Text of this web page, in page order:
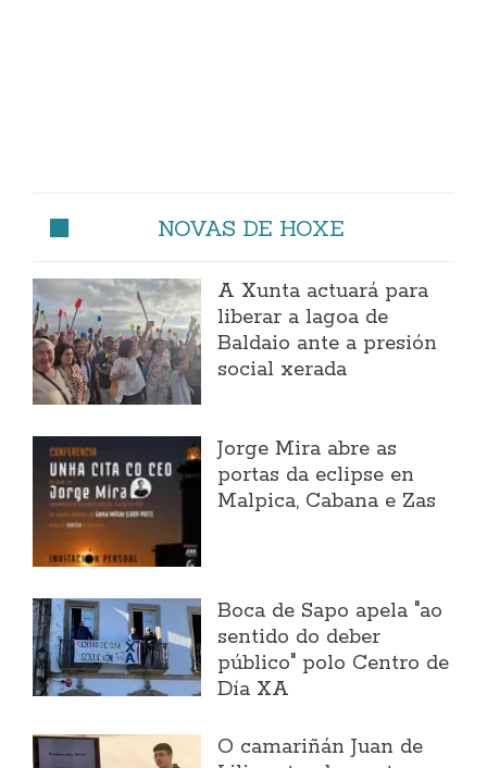
NOVAS DE HOXE
A Xunta actuará para
liberar a lagoa de
Baldaio ante a presión
social xerada
Jorge Mira abre as
portas da eclipse en
Malpica, Cabana e Zas
Boca de Sapo apela "ao
sentido do deber
público" polo Centro de
Día XA
O camariñán Juan de